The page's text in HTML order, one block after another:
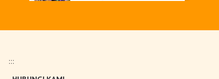
:::